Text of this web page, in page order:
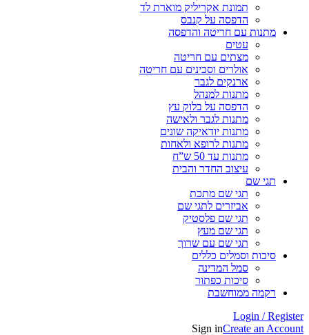
תמונת אקריליק מוארת לד
הדפסה על קנבס
מתנות עם חריטה והדפסה
עטים
מצתים עם חריטה
אולרים וסכינים עם חריטה
ארנקים לגבר
מתנות למנהל
הדפסה על בלוק עץ
מתנות לגבר ולאישה
מתנות יודאיקה שונים
מתנות לרופא ולאחות
מתנות עד 50 ש”ח
עיצוב החדר והבית
תגי שם
תגי שם מתכת
אביזרים לתגי שם
תגי שם פלסטיק
תגי שם מעץ
תגי שם עם שרוך
סיכות וסמלים כללים
סמל המדינה
סיכות כפתור
רקמה ממוחשבת
Login / Register
Sign inCreate an Account